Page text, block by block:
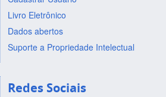
Livro Eletrônico
Dados abertos
Suporte a Propriedade Intelectual
Redes Sociais